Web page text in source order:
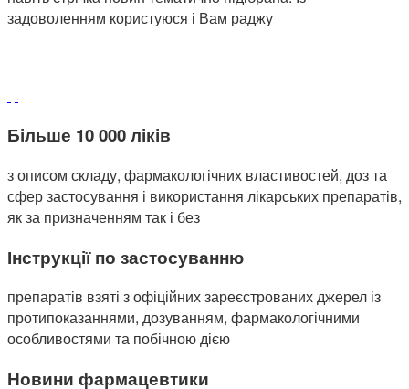
задоволенням користуюся і Вам раджу
Більше 10 000 ліків
з описом складу, фармакологічних властивостей, доз та
сфер застосування і використання лікарських препаратів,
як за призначенням так і без
Інструкції по застосуванню
препаратів взяті з офіційних зареєстрованих джерел із
протипоказаннями, дозуванням, фармакологічними
особливостями та побічною дією
Новини фармацевтики